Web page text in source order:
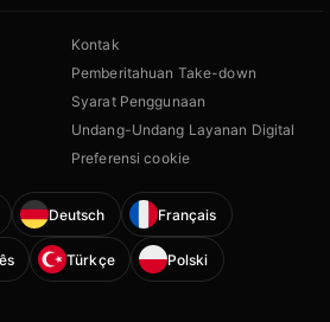
Kontak
Pemberitahuan Take-down
Syarat Penggunaan
Undang-Undang Layanan Digital
Preferensi cookie
Deutsch Français
Türkçe Polski